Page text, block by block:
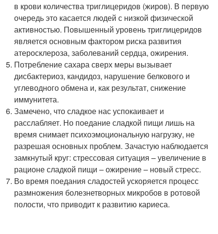
в крови количества триглицеридов (жиров). В первую
очередь это касается людей с низкой физической
активностью. Повышенный уровень триглицеридов
является основным фактором риска развития
атеросклероза, заболеваний сердца, ожирения.
Потребление сахара сверх меры вызывает
дисбактериоз, кандидоз, нарушение белкового и
углеводного обмена и, как результат, снижение
иммунитета.
Замечено, что сладкое нас успокаивает и
расслабляет. Но поедание сладкой пищи лишь на
время снимает психоэмоциональную нагрузку, не
разрешая основных проблем. Зачастую наблюдается
замкнутый круг: стрессовая ситуация – увеличение в
рационе сладкой пищи – ожирение – новый стресс.
Во время поедания сладостей ускоряется процесс
размножения болезнетворных микробов в ротовой
полости, что приводит к развитию кариеса.